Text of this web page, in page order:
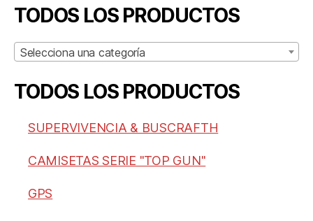
TODOS LOS PRODUCTOS
Selecciona una categoría
TODOS LOS PRODUCTOS
SUPERVIVENCIA & BUSCRAFTH
CAMISETAS SERIE "TOP GUN"
GPS